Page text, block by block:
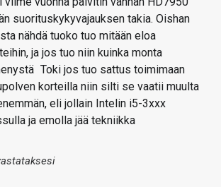
suorituskykyvajauksen takia. Oishan
nähdä tuoko tuo mitään eloa
ja jos tuo niin kuinka monta
Toki jos tuo sattus toimimaan
korteilla niin silti se vaatii muulta
eli jollain Intelin i5-3xxx
ja emolla jää tekniikka